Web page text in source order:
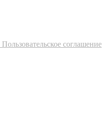
Пользовательское соглашение